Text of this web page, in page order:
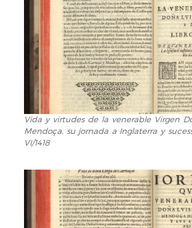
Virgen
Doña
Luisa
de
Carvajal
Mendoça,
jornada
a
sucessos
reyno
Vida
y
virtudes
venerable
Doña
Vida y virtudes de la venerable Virgen
Mendoça, su jornada a Inglaterra y
VI/1418